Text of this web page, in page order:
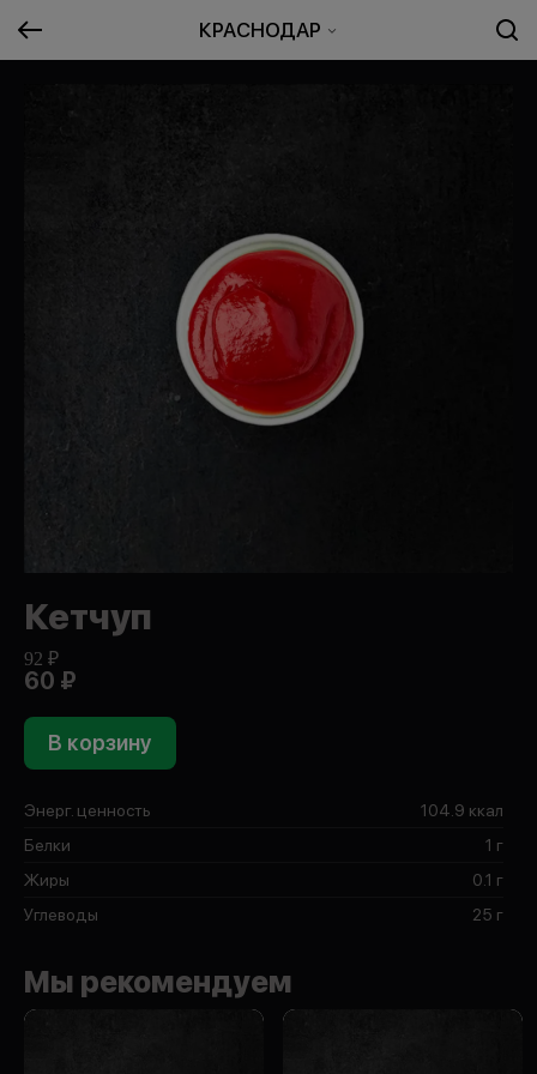
КРАСНОДАР
Кетчуп
92 ₽
60 ₽
В корзину
Энерг. ценность
104.9 ккал
Белки
1 г
Жиры
0.1 г
Углеводы
25 г
Мы рекомендуем